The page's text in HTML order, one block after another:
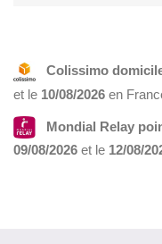
Colissimo
et le 10/08/2026 en
Mondial Relay
09/08/2026 et le 12/08/